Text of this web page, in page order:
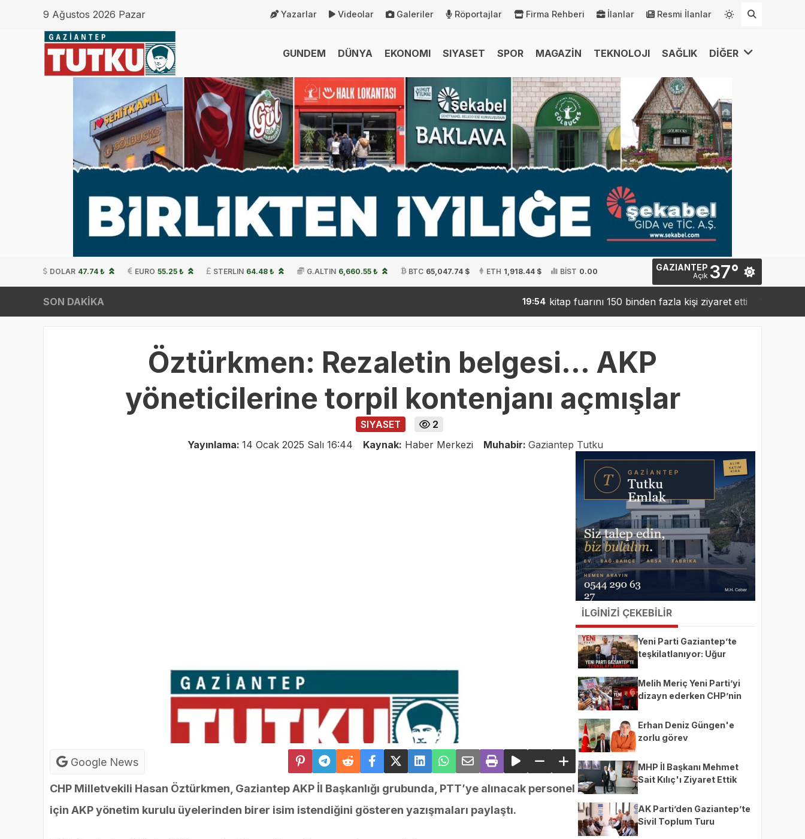
9 Ağustos 2026 Pazar Yazarlar Videolar Galeriler Röportajlar Firma Rehberi İlanlar Resmi İlanlar
GUNDEM DÜNYA EKONOMI SIYASET SPOR MAGAZİN TEKNOLOJI SAĞLIK DİĞER
DOLAR 47.74 ₺ EURO 55.25 ₺ STERLIN 64.48 ₺ G.ALTIN 6,660.55 ₺ BTC 65,047.74 $ ETH 1,918.44 $ BİST 0.00 GAZIANTEP
Açık 37°
SON DAKİKA kitap fuarını 150 binden fazla kişi ziyaret etti 19:42
Öztürkmen: Rezaletin belgesi… AKP
yöneticilerine torpil kontenjanı açmışlar
SIYASET
2
Yayınlama: 14 Ocak 2025 Salı 16:44 Kaynak: Haber Merkezi Muhabir: Gaziantep Tutku
Google News
CHP Milletvekili Hasan Öztürkmen, Gaziantep AKP İl Başkanlığı grubunda, PTT’ye alınacak personel
için AKP yönetim kurulu üyelerinden birer isim istendiğini gösteren yazışmaları paylaştı.
İLGİNİZİ ÇEKEBİLİR
Yeni Parti Gaziantep’te
teşkilatlanıyor: Uğur
öne çıkıyor
Melih Meriç Yeni Parti’yi
dizayn ederken CHP’nin
Erhan Deniz Güngen'e
zorlu görev
MHP İl Başkanı Mehmet
Sait Kılıç'ı Ziyaret Ettik
AK Parti’den Gaziantep’te
Sivil Toplum Turu